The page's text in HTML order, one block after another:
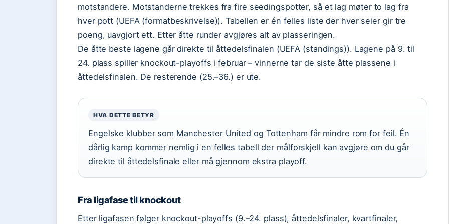
motstandere. Motstanderne trekkes fra fire seedingspotter, så et lag møter to lag fra
hver pott (UEFA (formatbeskrivelse)). Tabellen er én felles liste der hver seier gir tre
poeng, uavgjort ett. Etter åtte runder avgjøres alt av plasseringen.
De åtte beste lagene går direkte til åttedelsfinalen (UEFA (standings)). Lagene på 9. til
24. plass spiller knockout-playoffs i februar – vinnerne tar de siste åtte plassene i
åttedelsfinalen. De resterende (25.–36.) er ute.
HVA DETTE BETYR
Engelske klubber som Manchester United og Tottenham får mindre rom for feil. Én
dårlig kamp kommer nemlig i en felles tabell der målforskjell kan avgjøre om du går
direkte til åttedelsfinale eller må gjennom ekstra playoff.
Fra ligafase til knockout
Etter ligafasen følger knockout-playoffs (9.–24. plass), åttedelsfinaler, kvartfinaler,